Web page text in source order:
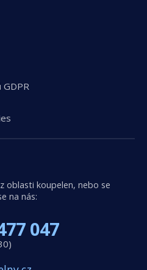
GDPR
oblasti koupelen, nebo se
na nás:
047